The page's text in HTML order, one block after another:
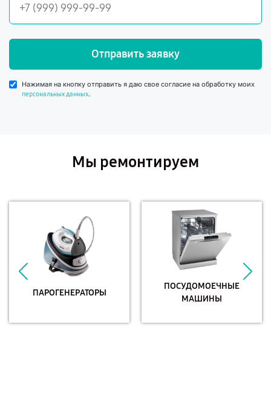
Отправить заявку
Нажимая на кнопку отправить я даю свое согласие на обработку моих
персональных данных.
Мы ремонтируем
ПАРОГЕНЕРАТОРЫ
ПОСУДОМОЕЧНЫЕ
МАШИНЫ